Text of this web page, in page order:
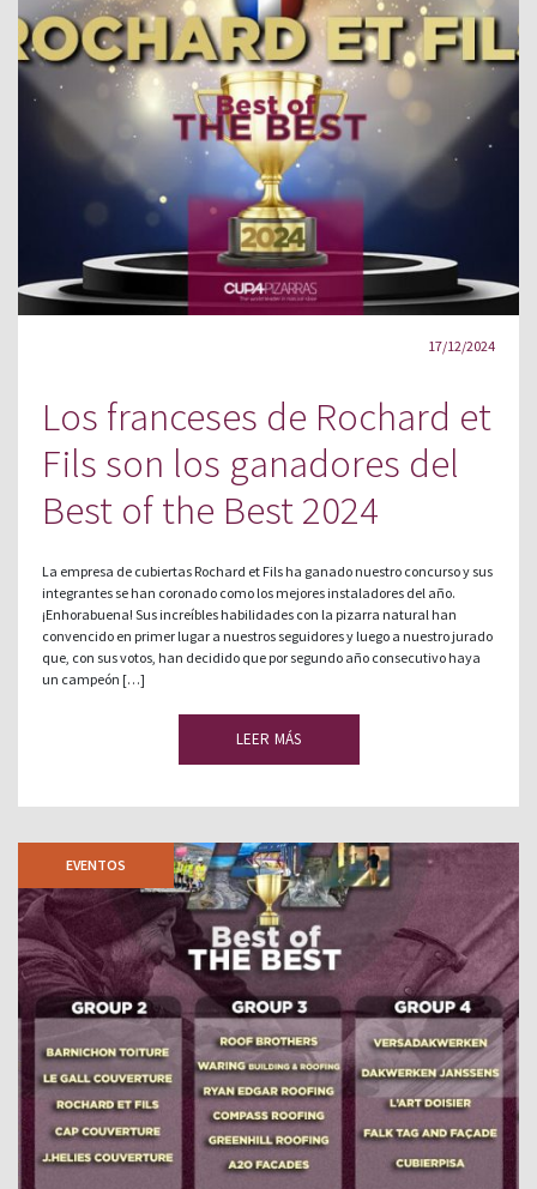
17/12/2024
Los franceses de Rochard et
Fils son los ganadores del
Best of the Best 2024
La empresa de cubiertas Rochard et Fils ha ganado nuestro concurso y sus
integrantes se han coronado como los mejores instaladores del año.
¡Enhorabuena! Sus increíbles habilidades con la pizarra natural han
convencido en primer lugar a nuestros seguidores y luego a nuestro jurado
que, con sus votos, han decidido que por segundo año consecutivo haya
un campeón […]
LEER MÁS
EVENTOS